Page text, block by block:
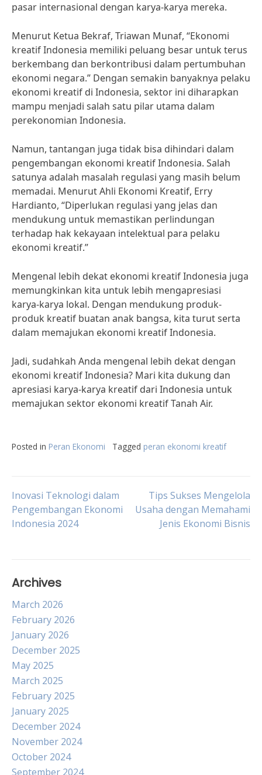
pasar internasional dengan karya-karya mereka.
Menurut Ketua Bekraf, Triawan Munaf, “Ekonomi
kreatif Indonesia memiliki peluang besar untuk terus
berkembang dan berkontribusi dalam pertumbuhan
ekonomi negara.” Dengan semakin banyaknya pelaku
ekonomi kreatif di Indonesia, sektor ini diharapkan
mampu menjadi salah satu pilar utama dalam
perekonomian Indonesia.
Namun, tantangan juga tidak bisa dihindari dalam
pengembangan ekonomi kreatif Indonesia. Salah
satunya adalah masalah regulasi yang masih belum
memadai. Menurut Ahli Ekonomi Kreatif, Erry
Hardianto, “Diperlukan regulasi yang jelas dan
mendukung untuk memastikan perlindungan
terhadap hak kekayaan intelektual para pelaku
ekonomi kreatif.”
Mengenal lebih dekat ekonomi kreatif Indonesia juga
memungkinkan kita untuk lebih mengapresiasi
karya-karya lokal. Dengan mendukung produk-
produk kreatif buatan anak bangsa, kita turut serta
dalam memajukan ekonomi kreatif Indonesia.
Jadi, sudahkah Anda mengenal lebih dekat dengan
ekonomi kreatif Indonesia? Mari kita dukung dan
apresiasi karya-karya kreatif dari Indonesia untuk
memajukan sektor ekonomi kreatif Tanah Air.
Posted in Peran Ekonomi Tagged peran ekonomi kreatif
Post
navigation
Inovasi Teknologi dalam
Pengembangan Ekonomi
Indonesia 2024
Tips Sukses Mengelola
Usaha dengan Memahami
Jenis Ekonomi Bisnis
Archives
March 2026
February 2026
January 2026
December 2025
May 2025
March 2025
February 2025
January 2025
December 2024
November 2024
October 2024
September 2024